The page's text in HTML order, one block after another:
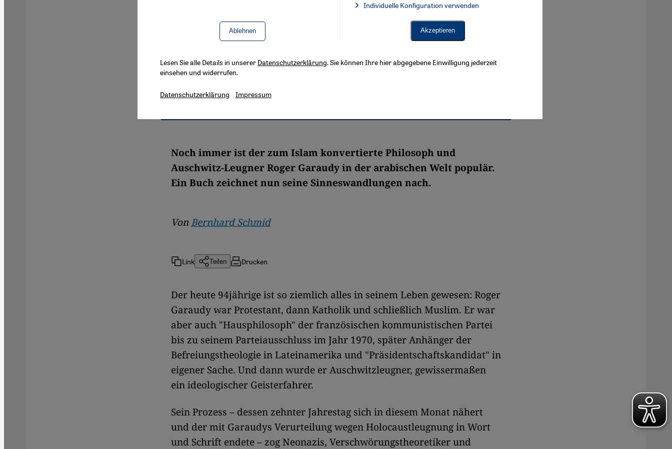
Noch immer ist der zum Islam konvertierte Philosoph und
Auschwitz-Leugner Roger Garaudy in der arabischen Welt populär.
Ein Buch zeichnet nun seine Sinneswandlungen nach.
Von Bernhard Schmid
Link Teilen Drucken
​​Der heute 94jährige ist so ziemlich alles in seinem Leben gewesen: Roger
Garaudy war Protestant, dann Katholik und schließlich Muslim. Er war
aber auch "Hausphilosoph" der französischen kommunistischen Partei
bis zu seinem Parteiausschluss im Jahr 1970, später Anhänger der
Befreiungstheologie in Lateinamerika und "Präsidentschaftskandidat" in
eigener Sache. Und dann wurde er Auschwitzleugner, gewissermaßen
ein ideologischer Geisterfahrer.
Sein Prozess – dessen zehnter Jahrestag sich in diesem Monat nähert
und der mit Garaudys Verurteilung wegen Holocaustleugnung in Wort
und Schrift endete – zog Neonazis, Verschwörungstheoretiker und
Ablehnen
Facebook Embed / Facebook Connect, Google Maps Embed, Google Tag Manager, Instagram Embed,
Individuelle Konfiguration verwenden
Akzeptieren
Lesen Sie alle Details in unserer Datenschutzerklärung. Sie können Ihre hier abgegebene Einwilligung jederzeit
einsehen und widerrufen.
Datenschutzerklärung Impressum